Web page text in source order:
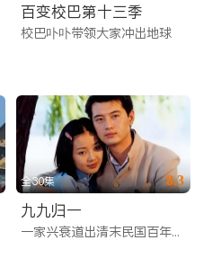
百变校巴第十三季
校巴卟卟带领大家冲出地球
全30集 8.3
九九归一
一家兴衰道出清末民国百年历史